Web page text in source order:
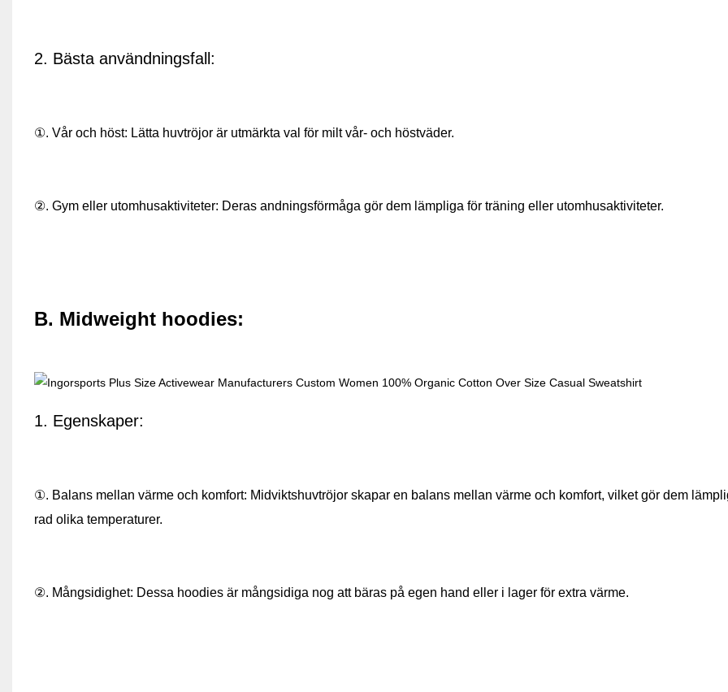
2. Bästa användningsfall:
①. Vår och höst: Lätta huvtröjor är utmärkta val för milt vår- och höstväder.
②. Gym eller utomhusaktiviteter: Deras andningsförmåga gör dem lämpliga för träning eller utomhusaktiviteter.
B. Midweight hoodies:
1. Egenskaper:
①. Balans mellan värme och komfort: Midviktshuvtröjor skapar en balans mellan värme och komfort, vilket gör dem
rad olika temperaturer.
②. Mångsidighet: Dessa hoodies är mångsidiga nog att bäras på egen hand eller i lager för extra värme.